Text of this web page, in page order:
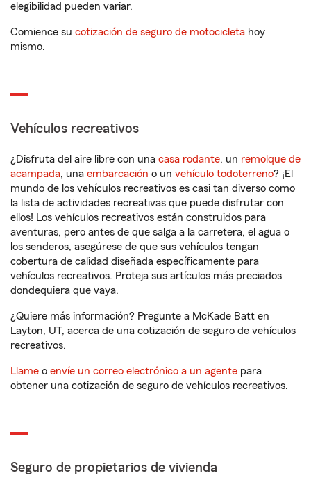
elegibilidad pueden variar.
Comience su cotización de seguro de motocicleta hoy
mismo.
Vehículos recreativos
¿Disfruta del aire libre con una casa rodante, un remolque de
acampada, una embarcación o un vehículo todoterreno? ¡El
mundo de los vehículos recreativos es casi tan diverso como
la lista de actividades recreativas que puede disfrutar con
ellos! Los vehículos recreativos están construidos para
aventuras, pero antes de que salga a la carretera, el agua o
los senderos, asegúrese de que sus vehículos tengan
cobertura de calidad diseñada específicamente para
vehículos recreativos. Proteja sus artículos más preciados
dondequiera que vaya.
¿Quiere más información? Pregunte a McKade Batt en
Layton, UT, acerca de una cotización de seguro de vehículos
recreativos.
Llame o envíe un correo electrónico a un agente para
obtener una cotización de seguro de vehículos recreativos.
Seguro de propietarios de vivienda